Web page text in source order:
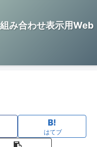
み合わせ表示用Web
はてブ